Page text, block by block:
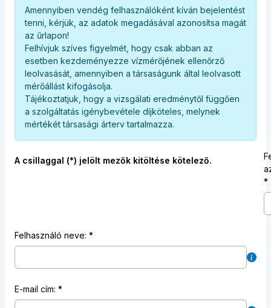
Amennyiben vendég felhasználóként kíván bejelentést
tenni, kérjük, az adatok megadásával azonosítsa magát
az űrlapon!
Felhívjuk szíves figyelmét, hogy csak abban az
esetben kezdeményezze vízmérőjének ellenőrző
leolvasását, amennyiben a társaságunk által leolvasott
mérőállást kifogásolja.
Tájékoztatjuk, hogy a vizsgálati eredménytől függően
a szolgáltatás igénybevétele díjköteles, melynek
mértékét társasági árterv tartalmazza.
A csillaggal (*) jelölt mezők kitöltése kötelező.
Felhasználó neve:
E-mail cím: